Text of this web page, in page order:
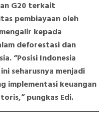
G20 terkait
pembiayaan oleh
kepada
deforestasi dan
“Posisi Indonesia
seharusnya menjadi
implementasi keuangan
pungkas Edi.